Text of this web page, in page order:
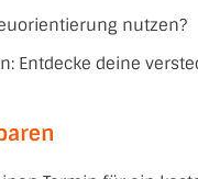
nutzen?
Entdecke deine